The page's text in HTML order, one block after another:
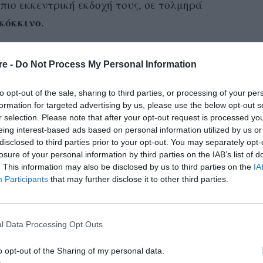
- Do Not Process My Personal Information
opt-out of the sale, sharing to third parties, or processing of your
for targeted advertising by us, please use the below opt-out
selection. Please note that after your opt-out request is processed
interest-based ads based on personal information utilized by us
to third parties prior to your opt-out. You may separately
of your personal information by third parties on the IAB’s list of
This information may also be disclosed by us to third parties on the
Participants that may further disclose it to other third parties.
Data Processing Opt Outs
opt-out of the Sharing of my personal data.
εκκεντρική εκδοχή τους, σε τολμηρά
κόκκινο.
«
από μαγαζιά με φτηνά είδη σπιτιού αλλά
κυκλοφορούσαν στις γειτονιές και τα
πραμάτεια. Η επιλογή τους για την
από τα κριτήρια του χαμηλού κόστους και
σήμερα το περιοδικόNew York Times Style
«25 πλέον καθοριστικά έπιπλα των
αποκαλεί, πολιτικά ορθά,monobloc.
ενός χώρου υπαγορεύτηκε από τα
και της άνεσης, όχι του design. Κι όμως